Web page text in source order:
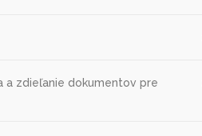
a zdieľanie dokumentov pre